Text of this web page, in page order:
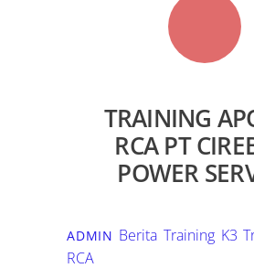
TRAINING
RCA PT
POWER
ADMIN Berita Training K3
RCA